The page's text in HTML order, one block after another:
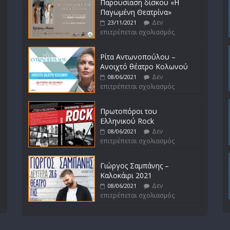
Παρουσίαση δίσκου «Η
Παγωμένη Θεατρίνα»
23/11/2021
Δεν
επιτρέπεται σχολιασμός
Ρίτα Αντωνοπούλου –
Ανοιχτό θέατρο Κολωνού
08/06/2021
Δεν
επιτρέπεται σχολιασμός
Πρωτοπόροι του
Ελληνικού Rock
08/06/2021
Δεν
επιτρέπεται σχολιασμός
Γιώργος Σαμπάνης –
Καλοκάιρι 2021
08/06/2021
Δεν
επιτρέπεται σχολιασμός